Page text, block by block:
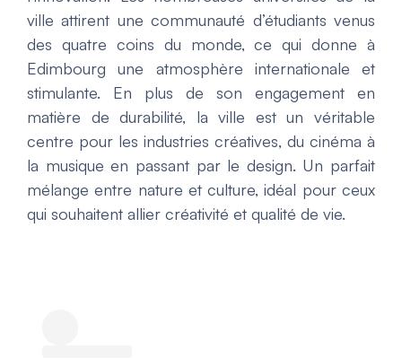
ville attirent une communauté d’étudiants venus
des quatre coins du monde, ce qui donne à
Edimbourg une atmosphère internationale et
stimulante. En plus de son engagement en
matière de durabilité, la ville est un véritable
centre pour les industries créatives, du cinéma à
la musique en passant par le design. Un parfait
mélange entre nature et culture, idéal pour ceux
qui souhaitent allier créativité et qualité de vie.